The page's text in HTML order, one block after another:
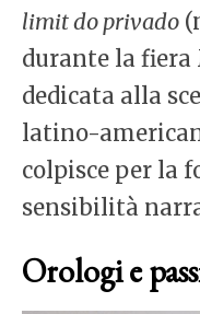
limit do privado
durante la fiera
dedicata alla
latino-
colpisce per la
sensibilità
Orologi e